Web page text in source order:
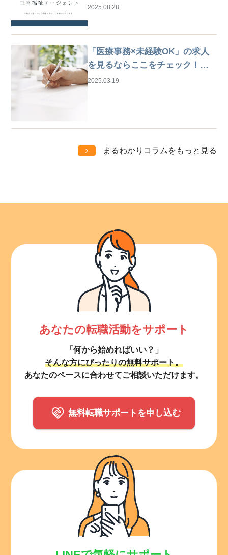
2025.08.28
「医療事務×未経験OK」の求人
を見るならここをチェック！は
じめての仕事探しガイド
2025.03.19
まるわかりコラムをもっと見る
あなたの転職活動をサポート
「何から始めればいい？」
そんな方にぴったりの無料サポート。
あなたのペースに合わせてご相談いただけます。
無料転職サポートを申し込む
所在地のエリアを選択してください